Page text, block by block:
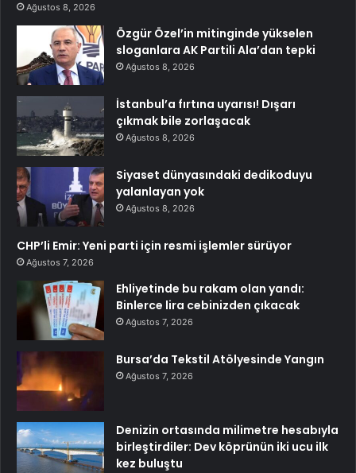
Ağustos 8, 2026
Özgür Özel’in mitinginde yükselen
sloganlara AK Partili Ala’dan tepki
Ağustos 8, 2026
İstanbul’a fırtına uyarısı! Dışarı
çıkmak bile zorlaşacak
Ağustos 8, 2026
Siyaset dünyasındaki dedikoduyu
yalanlayan yok
Ağustos 8, 2026
CHP’li Emir: Yeni parti için resmi işlemler sürüyor
Ağustos 7, 2026
Ehliyetinde bu rakam olan yandı:
Binlerce lira cebinizden çıkacak
Ağustos 7, 2026
Bursa’da Tekstil Atölyesinde Yangın
Ağustos 7, 2026
Denizin ortasında milimetre hesabıyla
birleştirdiler: Dev köprünün iki ucu ilk
kez buluştu